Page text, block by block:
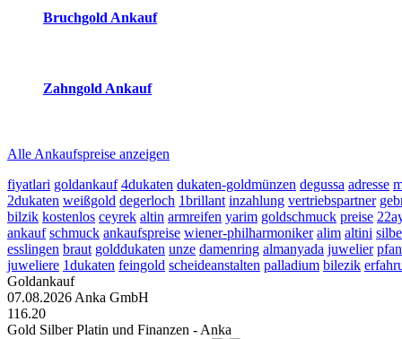
Bruchgold Ankauf
Zahngold Ankauf
Alle Ankaufspreise anzeigen
fiyatlari goldankauf 4dukaten dukaten-goldmünzen degussa adresse
2dukaten weißgold degerloch 1brillant inzahlung vertriebspartner
bilzik kostenlos ceyrek altin armreifen yarim goldschmuck preise
ankauf schmuck ankaufspreise wiener-philharmoniker alim altini
esslingen braut golddukaten unze damenring almanyada juwelier
juweliere 1dukaten feingold scheideanstalten palladium bilezik
Goldankauf
07.08.2026 Anka GmbH
116.20
Gold Silber Platin und Finanzen - Anka